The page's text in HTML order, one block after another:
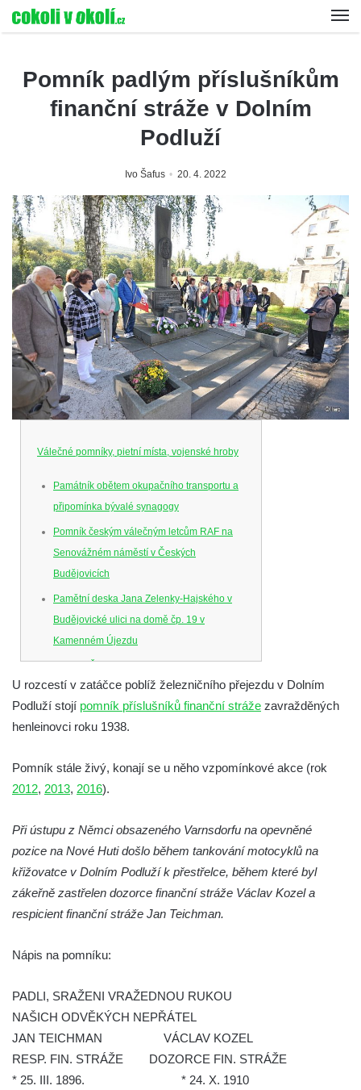
Pomník padlým příslušníkům
finanční stráže v Dolním
Podluží
Ivo Šafus 20. 4. 2022
Válečné pomníky, pietní místa, vojenské hroby
Památník obětem okupačního transportu a
připomínka bývalé synagogy
Pomník českým válečným letcům RAF na
Senovážném náměstí v Českých
Budějovicích
Pamětní deska Jana Zelenky-Hajského v
Budějovické ulici na domě čp. 19 v
Kamenném Újezdu
Kenotaf Šimona Valhy na starém hřbitově v
Kamenném Újezdě
Kenotaf Václava B. Hájka na starém
hřbitově v Kamenném Újezdě
Kamenném Újezdě
Velešíně
Kenotaf Josefa Jílka na hřbitově ve
Velešíně
Hrob Jana Foitla na hřbitově ve Velešíně
Hrob Ludvíka Tůmy na hřbitově ve Velešíně
u kostela svatého Václava ve Velešíně
Pamětní deska 240 MILES TO FREEDOM u
pomníku obětem válek na náměstí J. V.
Kamarýta ve Velešíně
Pomník obětem 1. a 2. světové války na
U rozcestí v zatáčce poblíž železničního přejezdu v Dolním
Podluží stojí pomník příslušníků finanční stráže zavražděných
henleinovci roku 1938.
Pomník stále živý, konají se u něho vzpomínkové akce (rok
2012, 2013, 2016).
Při ústupu z Němci obsazeného Varnsdorfu na opevněné
pozice na Nové Huti došlo během tankování motocyklů na
křižovatce v Dolním Podluží k přestřelce, během které byl
zákeřně zastřelen dozorce finanční stráže Václav Kozel a
respicient finanční stráže Jan Teichman.
Nápis na pomníku:
PADLI, SRAŽENI VRAŽEDNOU RUKOU
NAŠICH ODVĚKÝCH NEPŘÁTEL
JAN TEICHMAN VÁCLAV KOZEL
RESP. FIN. STRÁŽE DOZORCE FIN. STRÁŽE
* 25. III. 1896. * 24. X. 1910